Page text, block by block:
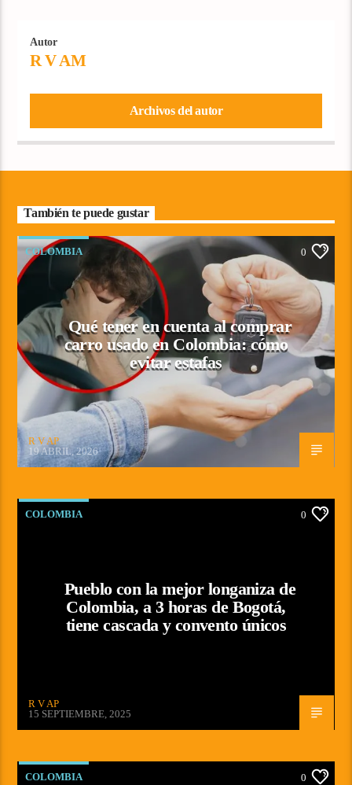
Autor
R V AM
Archivos del autor
También te puede gustar
COLOMBIA 0
Qué tener en cuenta al comprar
carro usado en Colombia: cómo
evitar estafas
R V AP
19 ABRIL, 2026
COLOMBIA 0
Pueblo con la mejor longaniza de
Colombia, a 3 horas de Bogotá,
tiene cascada y convento únicos
R V AP
15 SEPTIEMBRE, 2025
COLOMBIA 0